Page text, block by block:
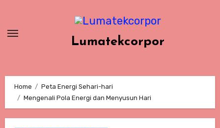
content
Lumatekcorpor
Home
Peta Energi Sehari-hari
Mengenali Pola Energi dan Menyusun Hari